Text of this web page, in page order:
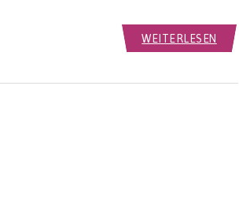
WEITERLESEN